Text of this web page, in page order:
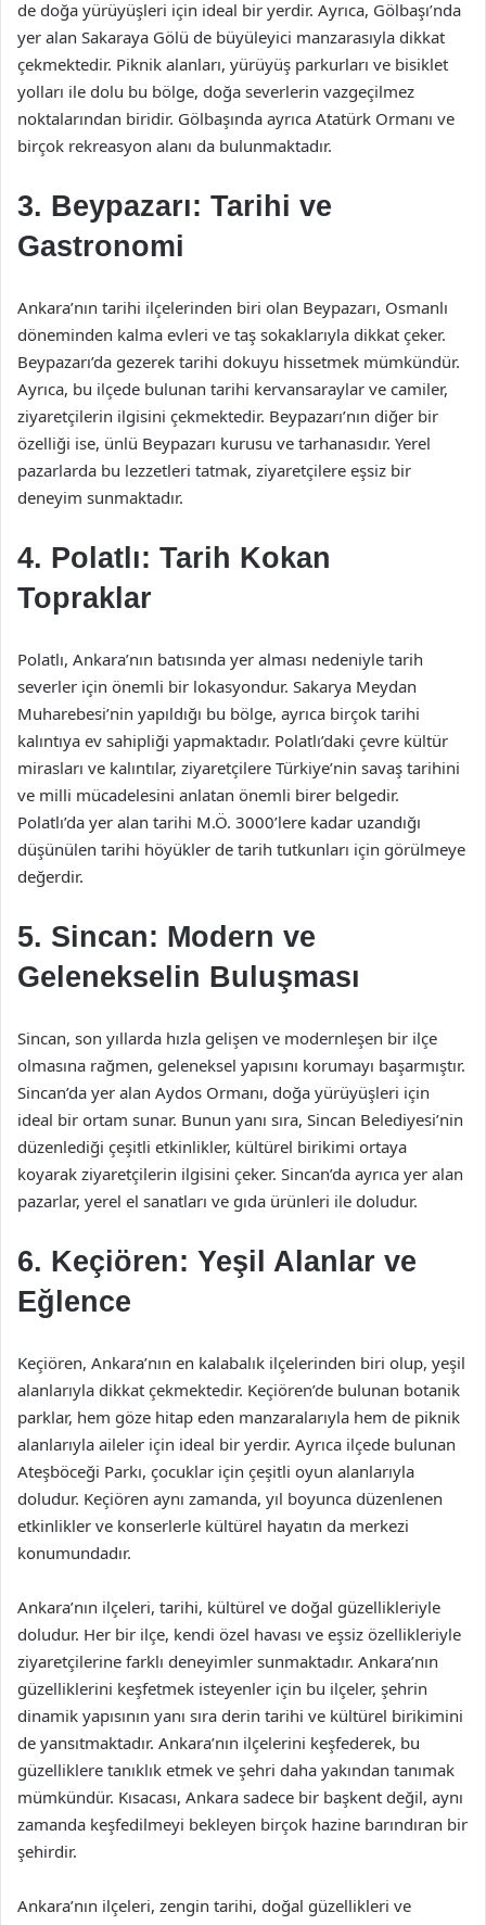
de doğa yürüyüşleri için ideal bir yerdir. Ayrıca, Gölbaşı’nda
yer alan Sakaraya Gölü de büyüleyici manzarasıyla dikkat
çekmektedir. Piknik alanları, yürüyüş parkurları ve bisiklet
yolları ile dolu bu bölge, doğa severlerin vazgeçilmez
noktalarından biridir. Gölbaşında ayrıca Atatürk Ormanı ve
birçok rekreasyon alanı da bulunmaktadır.
3. Beypazarı: Tarihi ve
Gastronomi
Ankara’nın tarihi ilçelerinden biri olan Beypazarı, Osmanlı
döneminden kalma evleri ve taş sokaklarıyla dikkat çeker.
Beypazarı’da gezerek tarihi dokuyu hissetmek mümkündür.
Ayrıca, bu ilçede bulunan tarihi kervansaraylar ve camiler,
ziyaretçilerin ilgisini çekmektedir. Beypazarı’nın diğer bir
özelliği ise, ünlü Beypazarı kurusu ve tarhanasıdır. Yerel
pazarlarda bu lezzetleri tatmak, ziyaretçilere eşsiz bir
deneyim sunmaktadır.
4. Polatlı: Tarih Kokan
Topraklar
Polatlı, Ankara’nın batısında yer alması nedeniyle tarih
severler için önemli bir lokasyondur. Sakarya Meydan
Muharebesi’nin yapıldığı bu bölge, ayrıca birçok tarihi
kalıntıya ev sahipliği yapmaktadır. Polatlı’daki çevre kültür
mirasları ve kalıntılar, ziyaretçilere Türkiye’nin savaş tarihini
ve milli mücadelesini anlatan önemli birer belgedir.
Polatlı’da yer alan tarihi M.Ö. 3000’lere kadar uzandığı
düşünülen tarihi höyükler de tarih tutkunları için görülmeye
değerdir.
5. Sincan: Modern ve
Gelenekselin Buluşması
Sincan, son yıllarda hızla gelişen ve modernleşen bir ilçe
olmasına rağmen, geleneksel yapısını korumayı başarmıştır.
Sincan’da yer alan Aydos Ormanı, doğa yürüyüşleri için
ideal bir ortam sunar. Bunun yanı sıra, Sincan Belediyesi’nin
düzenlediği çeşitli etkinlikler, kültürel birikimi ortaya
koyarak ziyaretçilerin ilgisini çeker. Sincan’da ayrıca yer alan
pazarlar, yerel el sanatları ve gıda ürünleri ile doludur.
6. Keçiören: Yeşil Alanlar ve
Eğlence
Keçiören, Ankara’nın en kalabalık ilçelerinden biri olup, yeşil
alanlarıyla dikkat çekmektedir. Keçiören’de bulunan botanik
parklar, hem göze hitap eden manzaralarıyla hem de piknik
alanlarıyla aileler için ideal bir yerdir. Ayrıca ilçede bulunan
Ateşböceği Parkı, çocuklar için çeşitli oyun alanlarıyla
doludur. Keçiören aynı zamanda, yıl boyunca düzenlenen
etkinlikler ve konserlerle kültürel hayatın da merkezi
konumundadır.
Ankara’nın ilçeleri, tarihi, kültürel ve doğal güzellikleriyle
doludur. Her bir ilçe, kendi özel havası ve eşsiz özellikleriyle
ziyaretçilerine farklı deneyimler sunmaktadır. Ankara’nın
güzelliklerini keşfetmek isteyenler için bu ilçeler, şehrin
dinamik yapısının yanı sıra derin tarihi ve kültürel birikimini
de yansıtmaktadır. Ankara’nın ilçelerini keşfederek, bu
güzelliklere tanıklık etmek ve şehri daha yakından tanımak
mümkündür. Kısacası, Ankara sadece bir başkent değil, aynı
zamanda keşfedilmeyi bekleyen birçok hazine barındıran bir
şehirdir.
Ankara’nın ilçeleri, zengin tarihi, doğal güzellikleri ve